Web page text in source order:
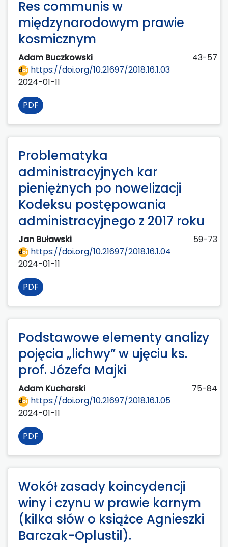
Res communis w
międzynarodowym prawie
kosmicznym
Adam Buczkowski
43-57
https://doi.org/10.21697/2018.16.1.03
2024-01-11
PDF
Problematyka
administracyjnych kar
pieniężnych po nowelizacji
Kodeksu postępowania
administracyjnego z 2017 roku
Jan Buławski
59-73
https://doi.org/10.21697/2018.16.1.04
2024-01-11
PDF
Podstawowe elementy analizy
pojęcia „lichwy” w ujęciu ks.
prof. Józefa Majki
Adam Kucharski
75-84
https://doi.org/10.21697/2018.16.1.05
2024-01-11
PDF
Wokół zasady koincydencji
winy i czynu w prawie karnym
(kilka słów o książce Agnieszki
Barczak-Oplustil).